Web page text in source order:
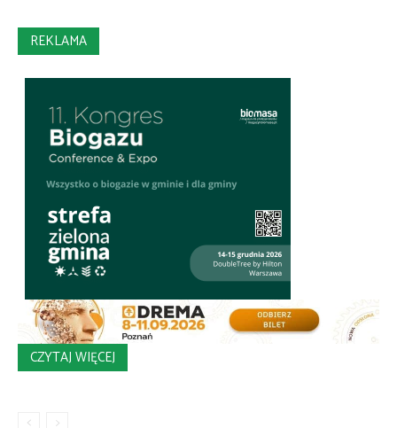
REKLAMA
CZYTAJ WIĘCEJ